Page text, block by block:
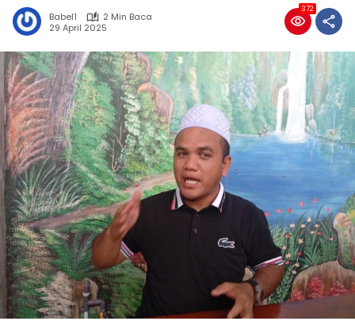
Babel1
2 Min Baca
29 April 2025
372